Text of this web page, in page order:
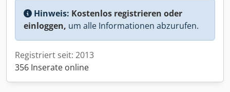
Hinweis: Kostenlos registrieren oder
einloggen, um alle Informationen abzurufen.
Registriert seit: 2013
356 Inserate online